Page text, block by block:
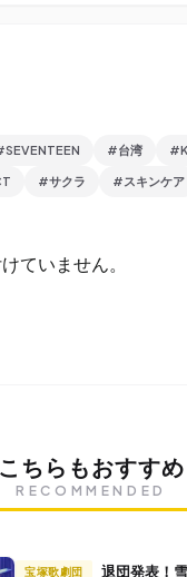
#台湾
#サクラ #スキンケア
ていません。
こちらもおすすめ
RECOMMENDED
宝塚歌劇団